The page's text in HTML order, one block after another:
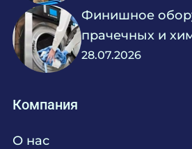
Финишное
прачечных и
28.07.2026
Компания
О нас